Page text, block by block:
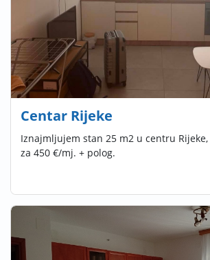
Centar Rijeke
Iznajmljujem stan 25 m2 u centru
za 450 €/mj. + polog.